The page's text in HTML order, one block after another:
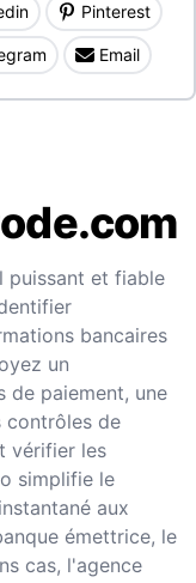
Pinterest
Email
puissant et fiable
bancaires
un
de paiement, une
contrôles de
vérifier les
simplifie le
aux
émettrice, le
cas, l'agence